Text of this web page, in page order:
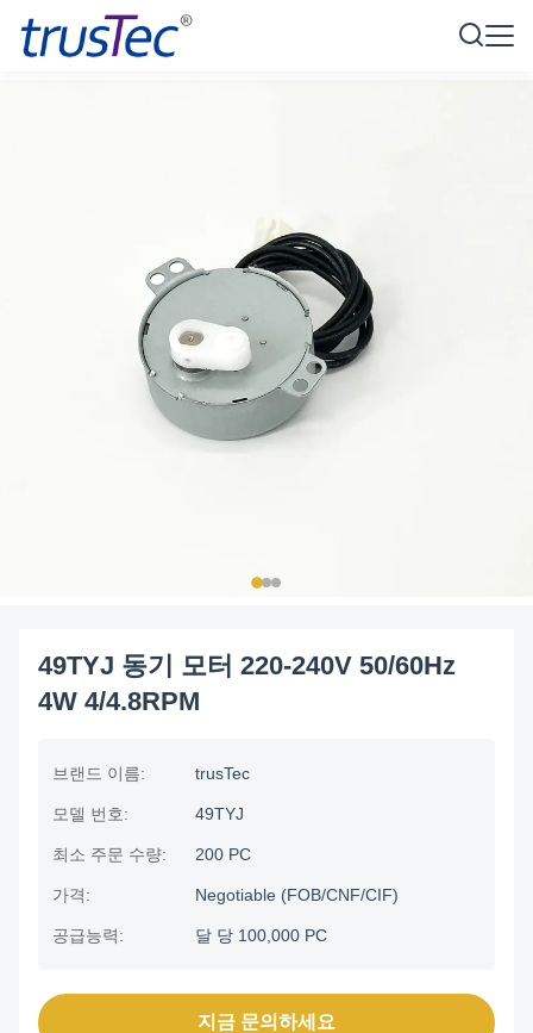
49TYJ 동기 모터 220-240V 50/60Hz
4W 4/4.8RPM
브랜드 이름: trusTec
모델 번호: 49TYJ
최소 주문 수량: 200 PC
가격: Negotiable (FOB/CNF/CIF)
공급능력: 달 당 100,000 PC
지금 문의하세요